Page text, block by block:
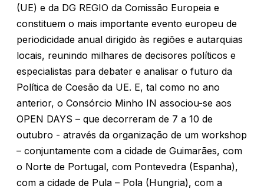
(UE) e da DG REGIO da Comissão Europeia e
constituem o mais importante evento europeu de
periodicidade anual dirigido às regiões e autarquias
locais, reunindo milhares de decisores políticos e
especialistas para debater e analisar o futuro da
Política de Coesão da UE. E, tal como no ano
anterior, o Consórcio Minho IN associou-se aos
OPEN DAYS – que decorreram de 7 a 10 de
outubro - através da organização de um workshop
– conjuntamente com a cidade de Guimarães, com
o Norte de Portugal, com Pontevedra (Espanha),
com a cidade de Pula – Pola (Hungria), com a